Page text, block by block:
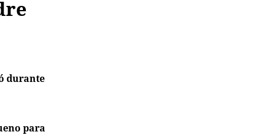
durante
para